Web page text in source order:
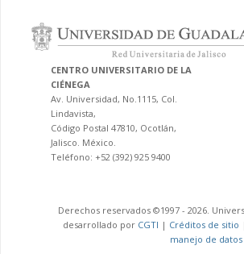
CENTRO UNIVERSITARIO DE LA
CIÉNEGA
Av. Universidad, No.1115, Col.
Lindavista,
Código Postal 47810, Ocotlán,
Jalisco. México.
Teléfono: +52 (392) 925 9400
Derechos reservados ©1997 - 2026.
desarrollado por CGTI | Créditos de sitio
manejo de datos